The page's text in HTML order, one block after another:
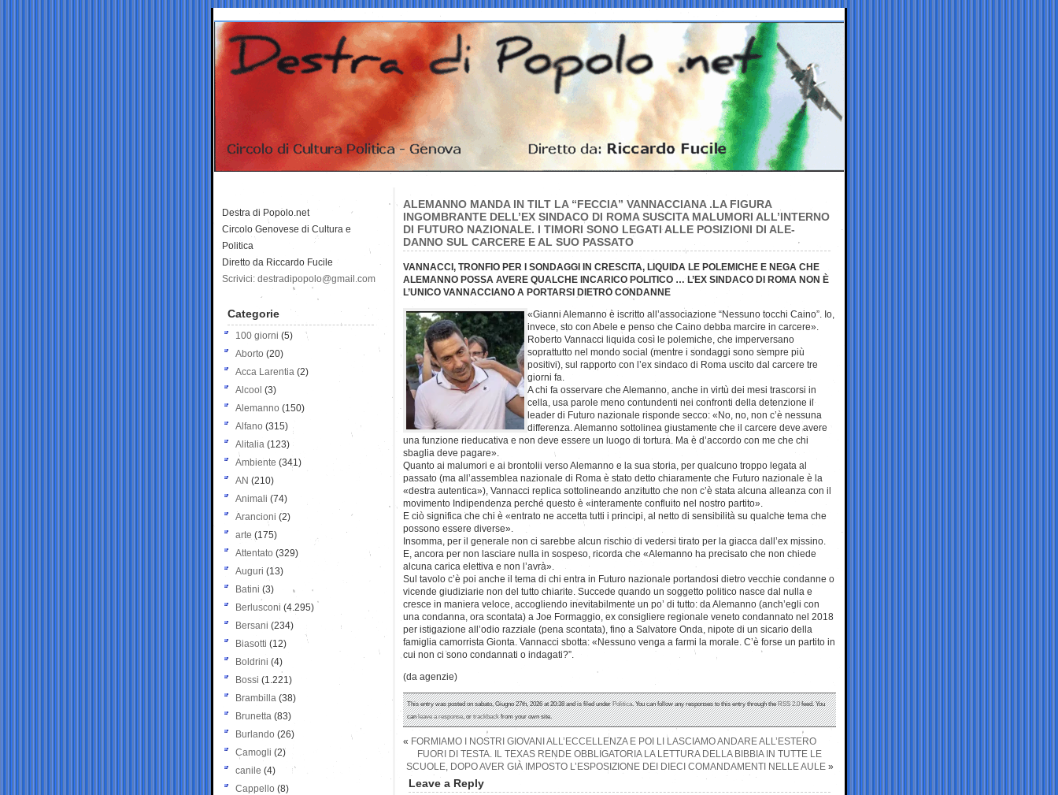
ALEMANNO MANDA IN TILT LA “FECCIA” VANNACCIANA .LA FIGURA
INGOMBRANTE DELL’EX SINDACO DI ROMA SUSCITA MALUMORI ALL’INTERNO
DI FUTURO NAZIONALE. I TIMORI SONO LEGATI ALLE POSIZIONI DI ALE-
DANNO SUL CARCERE E AL SUO PASSATO
VANNACCI, TRONFIO PER I SONDAGGI IN CRESCITA, LIQUIDA LE POLEMICHE E NEGA CHE
ALEMANNO POSSA AVERE QUALCHE INCARICO POLITICO … L’EX SINDACO DI ROMA NON È
L’UNICO VANNACCIANO A PORTARSI DIETRO CONDANNE
«Gianni Alemanno è iscritto all’associazione “Nessuno tocchi Caino”. Io,
invece, sto con Abele e penso che Caino debba marcire in carcere».
Roberto Vannacci liquida così le polemiche, che imperversano
soprattutto nel mondo social (mentre i sondaggi sono sempre più
positivi), sul rapporto con l’ex sindaco di Roma uscito dal carcere tre
giorni fa.
A chi fa osservare che Alemanno, anche in virtù dei mesi trascorsi in
cella, usa parole meno contundenti nei confronti della detenzione il
leader di Futuro nazionale risponde secco: «No, no, non c’è nessuna
differenza. Alemanno sottolinea giustamente che il carcere deve avere
una funzione rieducativa e non deve essere un luogo di tortura. Ma è d’accordo con me che chi
sbaglia deve pagare».
Quanto ai malumori e ai brontolii verso Alemanno e la sua storia, per qualcuno troppo legata al
passato (ma all’assemblea nazionale di Roma è stato detto chiaramente che Futuro nazionale è la
«destra autentica»), Vannacci replica sottolineando anzitutto che non c’è stata alcuna alleanza con il
movimento Indipendenza perché questo è «interamente confluito nel nostro partito».
E ciò significa che chi è «entrato ne accetta tutti i principi, al netto di sensibilità su qualche tema che
possono essere diverse».
Insomma, per il generale non ci sarebbe alcun rischio di vedersi tirato per la giacca dall’ex missino.
E, ancora per non lasciare nulla in sospeso, ricorda che «Alemanno ha precisato che non chiede
alcuna carica elettiva e non l’avrà».
Sul tavolo c’è poi anche il tema di chi entra in Futuro nazionale portandosi dietro vecchie condanne o
vicende giudiziarie non del tutto chiarite. Succede quando un soggetto politico nasce dal nulla e
cresce in maniera veloce, accogliendo inevitabilmente un po’ di tutto: da Alemanno (anch’egli con
una condanna, ora scontata) a Joe Formaggio, ex consigliere regionale veneto condannato nel 2018
per istigazione all’odio razziale (pena scontata), fino a Salvatore Onda, nipote di un sicario della
famiglia camorrista Gionta. Vannacci sbotta: «Nessuno venga a farmi la morale. C’è forse un partito in
cui non ci sono condannati o indagati?”.
(da agenzie)
This entry was posted on sabato, Giugno 27th, 2026 at 20:38 and is filed underPolitica. You can follow any responses to this entry through theRSS 2.0feed. You
canleave a response, ortrackbackfrom your own site.
« FORMIAMO I NOSTRI GIOVANI ALL’ECCELLENZA E POI LI LASCIAMO ANDARE ALL’ESTERO
FUORI DI TESTA. IL TEXAS RENDE OBBLIGATORIA LA LETTURA DELLA BIBBIA IN TUTTE LE
SCUOLE, DOPO AVER GIÀ IMPOSTO L’ESPOSIZIONE DEI DIECI COMANDAMENTI NELLE AULE»
Leave a Reply
Destra di Popolo.net
Circolo Genovese di Cultura e
Politica
Diretto da Riccardo Fucile
Scrivici: destradipopolo@gmail.com
Categorie
100 giorni (5)
Aborto (20)
Acca Larentia (2)
Alcool (3)
Alemanno (150)
Alfano (315)
Alitalia (123)
Ambiente (341)
AN (210)
Animali (74)
Arancioni (2)
arte (175)
Attentato (329)
Auguri (13)
Batini (3)
Berlusconi (4.295)
Bersani (234)
Biasotti (12)
Boldrini (4)
Bossi (1.221)
Brambilla (38)
Brunetta (83)
Burlando (26)
Camogli (2)
canile (4)
Cappello (8)